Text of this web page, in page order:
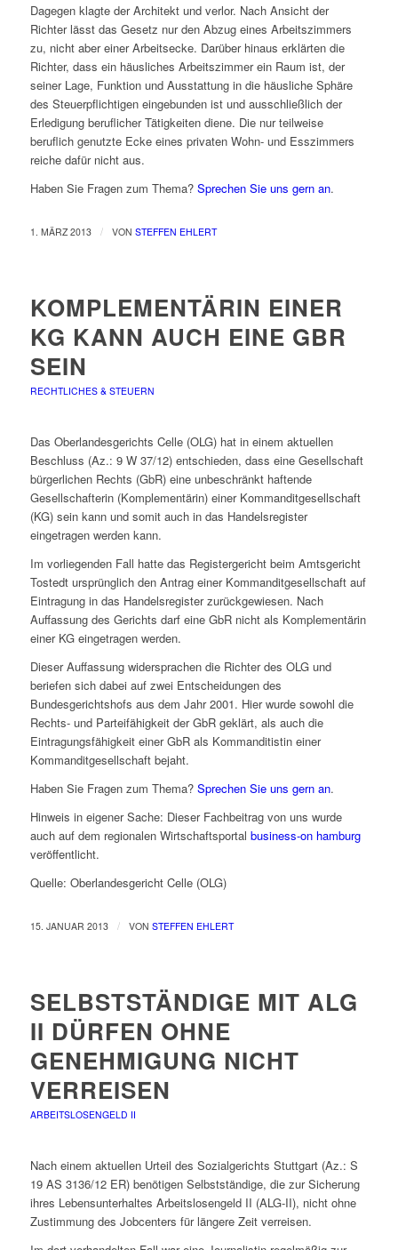
Dagegen klagte der Architekt und verlor. Nach Ansicht der
Richter lässt das Gesetz nur den Abzug eines Arbeitszimmers
zu, nicht aber einer Arbeitsecke. Darüber hinaus erklärten die
Richter, dass ein häusliches Arbeitszimmer ein Raum ist, der
seiner Lage, Funktion und Ausstattung in die häusliche Sphäre
des Steuerpflichtigen eingebunden ist und ausschließlich der
Erledigung beruflicher Tätigkeiten diene. Die nur teilweise
beruflich genutzte Ecke eines privaten Wohn- und Esszimmers
reiche dafür nicht aus.
Haben Sie Fragen zum Thema? Sprechen Sie uns gern an.
1. MÄRZ 2013 / VON STEFFEN EHLERT
KOMPLEMENTÄRIN EINER
KG KANN AUCH EINE GBR
SEIN
RECHTLICHES & STEUERN
Das Oberlandesgerichts Celle (OLG) hat in einem aktuellen
Beschluss (Az.: 9 W 37/12) entschieden, dass eine Gesellschaft
bürgerlichen Rechts (GbR) eine unbeschränkt haftende
Gesellschafterin (Komplementärin) einer Kommanditgesellschaft
(KG) sein kann und somit auch in das Handelsregister
eingetragen werden kann.
Im vorliegenden Fall hatte das Registergericht beim Amtsgericht
Tostedt ursprünglich den Antrag einer Kommanditgesellschaft auf
Eintragung in das Handelsregister zurückgewiesen. Nach
Auffassung des Gerichts darf eine GbR nicht als Komplementärin
einer KG eingetragen werden.
Dieser Auffassung widersprachen die Richter des OLG und
beriefen sich dabei auf zwei Entscheidungen des
Bundesgerichtshofs aus dem Jahr 2001. Hier wurde sowohl die
Rechts- und Parteifähigkeit der GbR geklärt, als auch die
Eintragungsfähigkeit einer GbR als Kommanditistin einer
Kommanditgesellschaft bejaht.
Haben Sie Fragen zum Thema? Sprechen Sie uns gern an.
Hinweis in eigener Sache: Dieser Fachbeitrag von uns wurde
auch auf dem regionalen Wirtschaftsportal business-on hamburg
veröffentlicht.
Quelle: Oberlandesgericht Celle (OLG)
15. JANUAR 2013 / VON STEFFEN EHLERT
SELBSTSTÄNDIGE MIT ALG
II DÜRFEN OHNE
GENEHMIGUNG NICHT
VERREISEN
ARBEITSLOSENGELD II
Nach einem aktuellen Urteil des Sozialgerichts Stuttgart (Az.: S
19 AS 3136/12 ER) benötigen Selbstständige, die zur Sicherung
ihres Lebensunterhaltes Arbeitslosengeld II (ALG-II), nicht ohne
Zustimmung des Jobcenters für längere Zeit verreisen.